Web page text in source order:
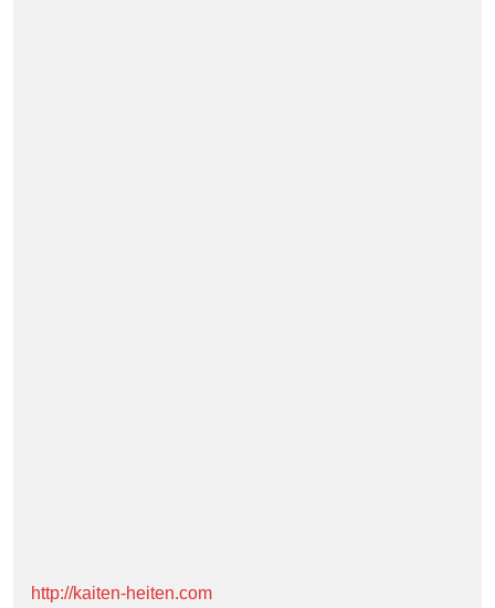
http://kaiten-heiten.com